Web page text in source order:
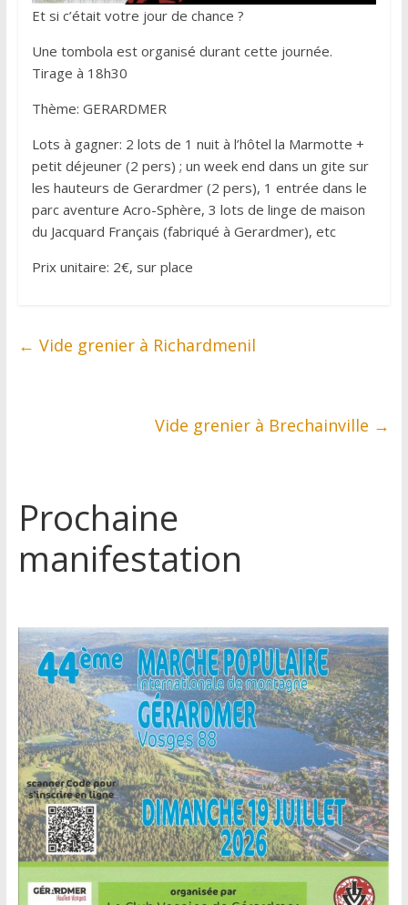
Et si c’était votre jour de chance ?
Une tombola est organisé durant cette journée.
Tirage à 18h30
Thème: GERARDMER
Lots à gagner: 2 lots de 1 nuit à l’hôtel la Marmotte +
petit déjeuner (2 pers) ; un week end dans un gite sur
les hauteurs de Gerardmer (2 pers), 1 entrée dans le
parc aventure Acro-Sphère, 3 lots de linge de maison
du Jacquard Français (fabriqué à Gerardmer), etc
Prix unitaire: 2€, sur place
← Vide grenier à Richardmenil
Vide grenier à Brechainville →
Prochaine
manifestation